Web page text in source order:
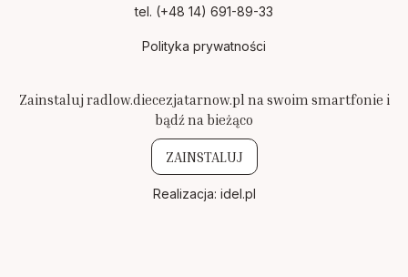
tel. (+48 14) 691-89-33
Polityka prywatności
Zainstaluj radlow.diecezjatarnow.pl na swoim smartfonie i
bądź na bieżąco
ZAINSTALUJ
Realizacja: idel.pl